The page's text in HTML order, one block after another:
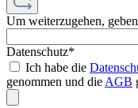
Um weiterzugehen,
Datenschutz*
Ich habe die
genommen und die AGB